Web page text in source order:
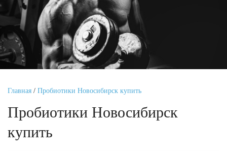
Главная / Пробиотики Новосибирск купить
Пробиотики Новосибирск
купить